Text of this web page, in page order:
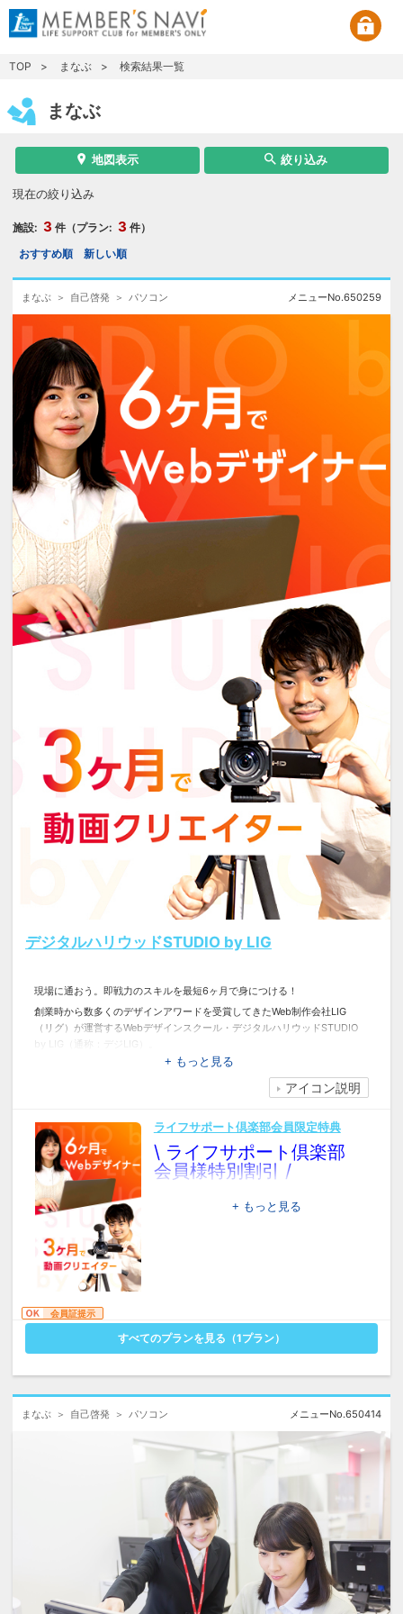
TOP まなぶ 検索結果一覧
まなぶ
地図表示 絞り込み
現在の絞り込み
施設: 3 件（プラン: 3 件）
おすすめ順
新しい順
まなぶ 自己啓発 パソコン メニューNo.650259
デジタルハリウッドSTUDIO by LIG
現場に通おう。即戦力のスキルを最短6ヶ月で身につける！
創業時から数多くのデザインアワードを受賞してきたWeb制作会社LIG
（リグ）が運営するWebデザインスクール・デジタルハリウッドSTUDIO
by LIG（通称：デジLIG）。
Webデザイナーになるための基礎となるツールの使い方やコーディングの
知識だけでなく、最新のテクニックやデザイン思考力、Webマーケティン
グ、ディレクションなど、制作会社ならではのカリキュラムで実践的なス
ます。
その他、グラフィックデザインや動画編集、クライアントワークを含めた
実践的なコースなど様々なコースをご用意しております。
+ もっと見る
アイコン説明
ライフサポート倶楽部会員限定特典
\ ライフサポート倶楽部
会員様特別割引 /
4ヵ月以上のコースをご受講の方は受講料総額
+ もっと見る
会員証提示
すべてのプランを見る（1プラン）
まなぶ 自己啓発 パソコン メニューNo.650414